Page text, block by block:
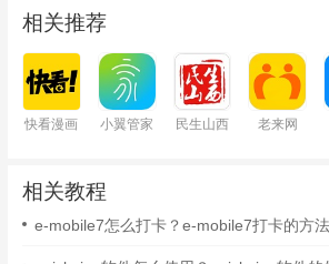
相关推荐
快看漫画 小翼管家 民生山西 老来网
相关教程
e-mobile7怎么打卡？e-mobile7打卡的方法